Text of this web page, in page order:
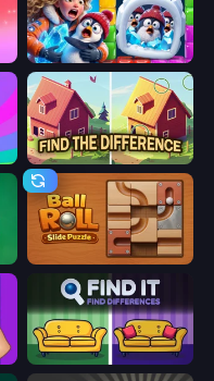
Captain Blast
Find The Difference
Find It - Find The Differences